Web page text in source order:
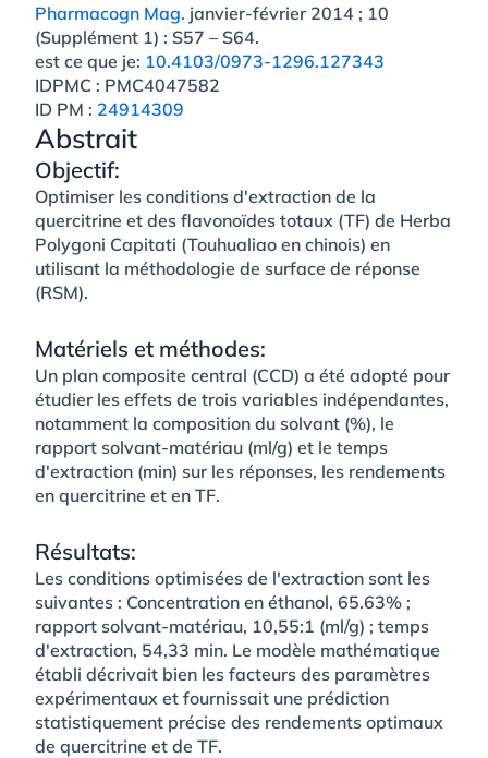
Pharmacogn Mag. janvier-février 2014 ; 10
(Supplément 1) : S57 – S64.
est ce que je: 10.4103/0973-1296.127343
IDPMC : PMC4047582
ID PM : 24914309
Abstrait
Objectif:
Optimiser les conditions d'extraction de la
quercitrine et des flavonoïdes totaux (TF) de Herba
Polygoni Capitati (Touhualiao en chinois) en
utilisant la méthodologie de surface de réponse
(RSM).
Matériels et méthodes:
Un plan composite central (CCD) a été adopté pour
étudier les effets de trois variables indépendantes,
notamment la composition du solvant (%), le
rapport solvant-matériau (ml/g) et le temps
d'extraction (min) sur les réponses, les rendements
en quercitrine et en TF.
Résultats:
Les conditions optimisées de l'extraction sont les
suivantes : Concentration en éthanol, 65.63% ;
rapport solvant-matériau, 10,55:1 (ml/g) ; temps
d'extraction, 54,33 min. Le modèle mathématique
établi décrivait bien les facteurs des paramètres
expérimentaux et fournissait une prédiction
statistiquement précise des rendements optimaux
de quercitrine et de TF.